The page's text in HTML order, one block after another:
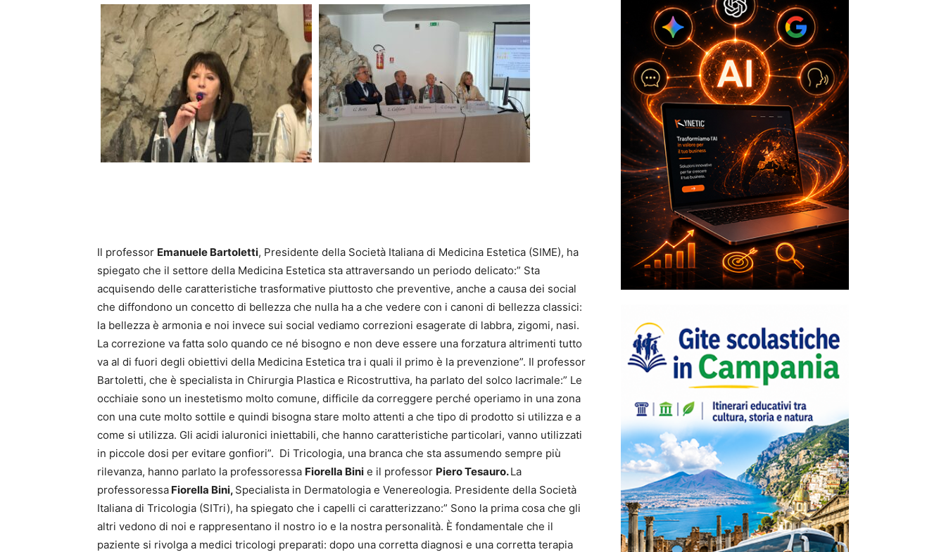
Il professor Emanuele Bartoletti, Presidente della Società Italiana di Medicina Estetica (SIME), ha
spiegato che il settore della Medicina Estetica sta attraversando un periodo delicato:” Sta
acquisendo delle caratteristiche trasformative piuttosto che preventive, anche a causa dei social
che diffondono un concetto di bellezza che nulla ha a che vedere con i canoni di bellezza classici:
la bellezza è armonia e noi invece sui social vediamo correzioni esagerate di labbra, zigomi, nasi.
La correzione va fatta solo quando ce né bisogno e non deve essere una forzatura altrimenti tutto
va al di fuori degli obiettivi della Medicina Estetica tra i quali il primo è la prevenzione”. Il professor
Bartoletti, che è specialista in Chirurgia Plastica e Ricostruttiva, ha parlato del solco lacrimale:” Le
occhiaie sono un inestetismo molto comune, difficile da correggere perché operiamo in una zona
con una cute molto sottile e quindi bisogna stare molto attenti a che tipo di prodotto si utilizza e a
come si utilizza. Gli acidi ialuronici iniettabili, che hanno caratteristiche particolari, vanno utilizzati
in piccole dosi per evitare gonfiori”. Di Tricologia, una branca che sta assumendo sempre più
rilevanza, hanno parlato la professoressa Fiorella Bini e il professor Piero Tesauro.La
professoressa Fiorella Bini, Specialista in Dermatologia e Venereologia. Presidente della Società
Italiana di Tricologia (SITri), ha spiegato che i capelli ci caratterizzano:” Sono la prima cosa che gli
altri vedono di noi e rappresentano il nostro io e la nostra personalità. È fondamentale che il
paziente si rivolga a medici tricologi preparati: dopo una corretta diagnosi e una corretta terapia